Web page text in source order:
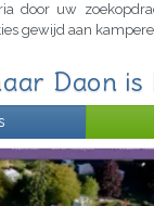
door uw
gewijd aan
Daon